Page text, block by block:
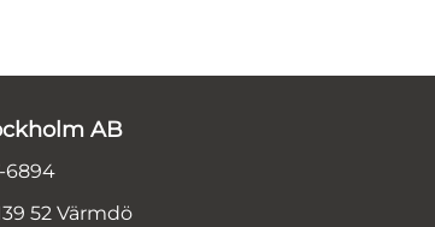
AB
6894
52 Värmdö